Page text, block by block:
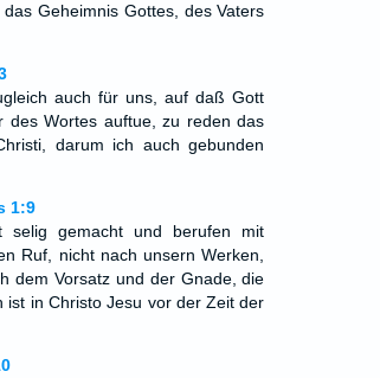
Geheimnis Gottes, des Vaters
auch für uns, auf daß Gott
des Wortes auftue, zu reden das
darum ich auch gebunden
1:9
selig gemacht und berufen mit
Ruf, nicht nach unsern Werken,
dem Vorsatz und der Gnade, die
ist in Christo Jesu vor der Zeit der